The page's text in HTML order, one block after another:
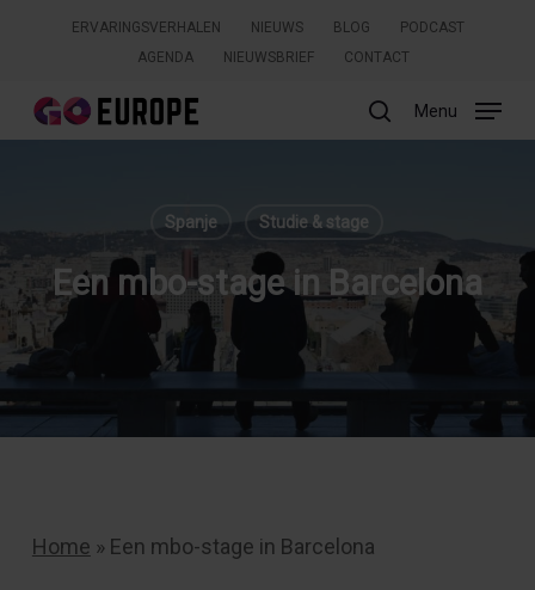
content
ERVARINGSVERHALEN NIEUWS BLOG
PODCAST
AGENDA
NIEUWSBRIEF CONTACT
search
Menu
Spanje Studie & stage
Een mbo-stage in Barcelona
Home » Een mbo-stage in Barcelona